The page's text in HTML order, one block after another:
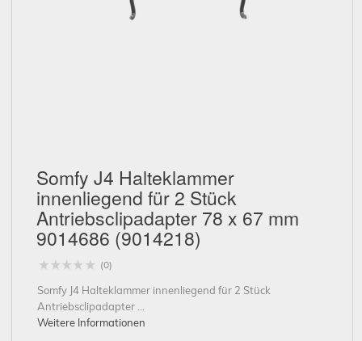
Somfy J4 Halteklammer
innenliegend für 2 Stück
Antriebsclipadapter 78 x 67 mm
9014686 (9014218)
(0)
Somfy J4 Halteklammer innenliegend für 2 Stück
Antriebsclipadapter ...
Weitere Informationen